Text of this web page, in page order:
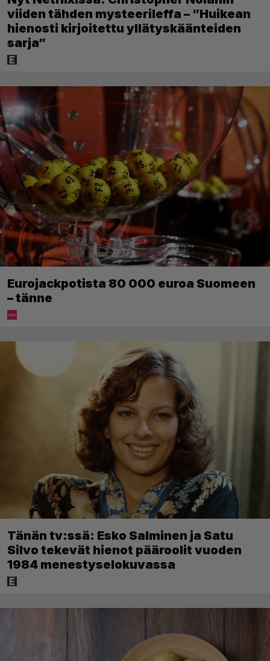
viiden tähden mysteerileffa – ”Huikean
hienosti kirjoitettu yllätyskäänteiden
sarja”
Eurojackpotista 80 000 euroa Suomeen
– tänne
Tänän tv:ssä: Esko Salminen ja Satu
Silvo tekevät hienot pääroolit vuoden
1984 menestyselokuvassa